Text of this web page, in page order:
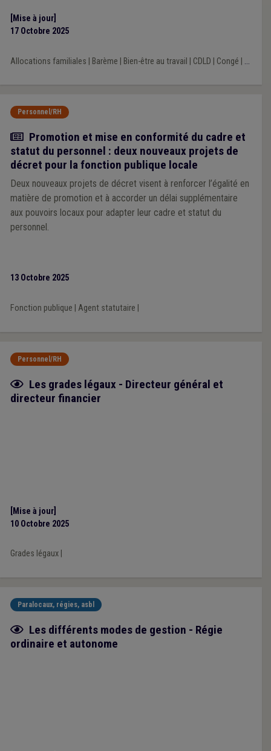
[Mise à jour]
17 Octobre 2025
Allocations familiales Barème Bien-être au travail CDLD Congé ...
Personnel/RH
Actualité
Promotion et mise en conformité du cadre et
statut du personnel : deux nouveaux projets de
décret pour la fonction publique locale
Deux nouveaux projets de décret visent à renforcer l’égalité en
matière de promotion et à accorder un délai supplémentaire
aux pouvoirs locaux pour adapter leur cadre et statut du
personnel.
13 Octobre 2025
Fonction publique Agent statutaire
Personnel/RH
Fiche focus
Les grades légaux - Directeur général et
directeur financier
[Mise à jour]
10 Octobre 2025
Grades légaux|
Paralocaux, régies, asbl
Fiche focus
Les différents modes de gestion - Régie
ordinaire et autonome